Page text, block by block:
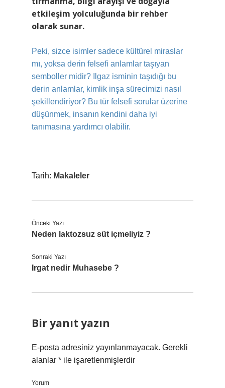
etkileşim yolculuğunda bir rehber
olarak sunar.
Peki, sizce isimler sadece kültürel miraslar
mı, yoksa derin felsefi anlamlar taşıyan
semboller midir? Ilgaz isminin taşıdığı bu
derin anlamlar, kimlik inşa sürecimizi nasıl
şekillendiriyor? Bu tür felsefi sorular üzerine
düşünmek, insanın kendini daha iyi
tanımasına yardımcı olabilir.
Tarih: Makaleler
Önceki Yazı
Neden laktozsuz süt içmeliyiz ?
Sonraki Yazı
Irgat nedir Muhasebe ?
Bir yanıt yazın
E-posta adresiniz yayınlanmayacak. Gerekli
alanlar * ile işaretlenmişlerdir
Yorum